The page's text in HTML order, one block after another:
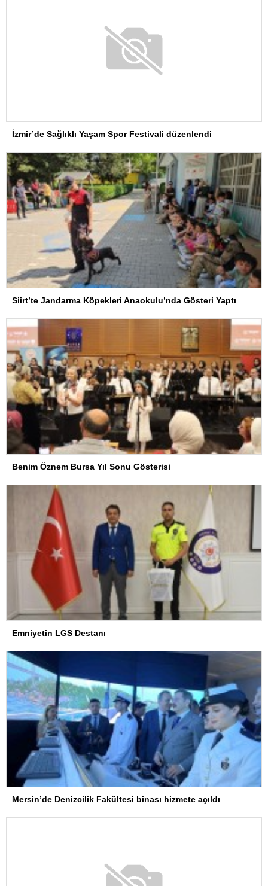
İzmir’de Sağlıklı Yaşam Spor Festivali düzenlendi
Siirt’te Jandarma Köpekleri Anaokulu’nda Gösteri Yaptı
Benim Öznem Bursa Yıl Sonu Gösterisi
Emniyetin LGS Destanı
Mersin’de Denizcilik Fakültesi binası hizmete açıldı